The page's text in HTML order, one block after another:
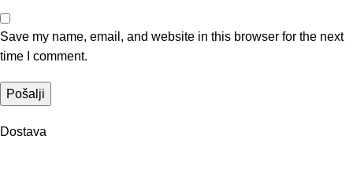
Save my name, email, and website in this browser for the next
time I comment.
Dostava